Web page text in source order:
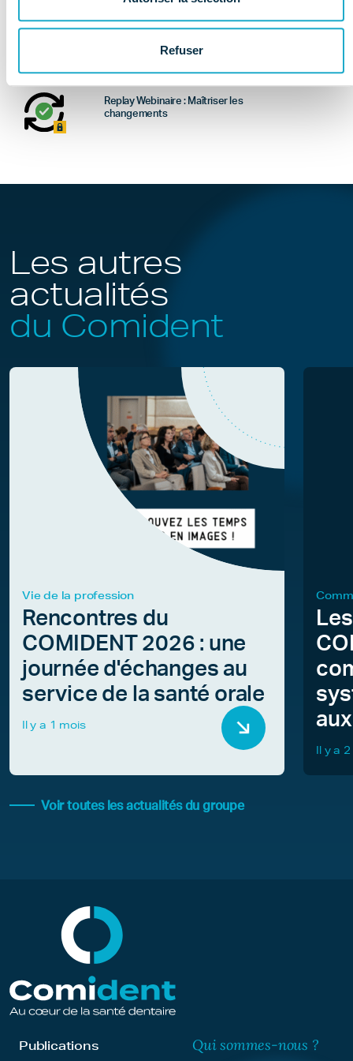
Refuser
Sociétés du dentaire : quel sont les
chiffres à retenir de l'enquête
économique et sociale (données
Replay Webinaire : Maîtriser les
changements
Les autres
actualités
du Comident
Vie de la profession
Rencontres du
COMIDENT 2026 : une
journée d'échanges au
service de la santé orale
Il y a 1 mois
Il y a
Voir toutes les actualités du groupe
Publications
Qui sommes-nous ?